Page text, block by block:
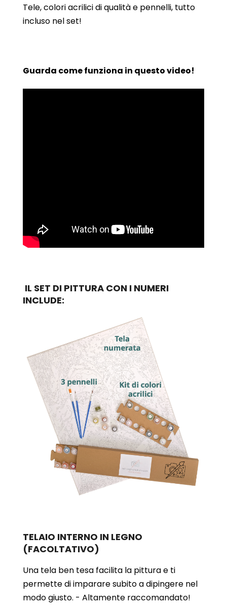
Tele, colori acrilici di qualità e pennelli, tutto
incluso nel set!
Guarda come funziona in questo video!
IL SET DI PITTURA CON I NUMERI
INCLUDE:
TELAIO INTERNO IN LEGNO
(FACOLTATIVO)
Una tela ben tesa facilita la pittura e ti
permette di imparare subito a dipingere nel
modo giusto. - Altamente raccomandato!